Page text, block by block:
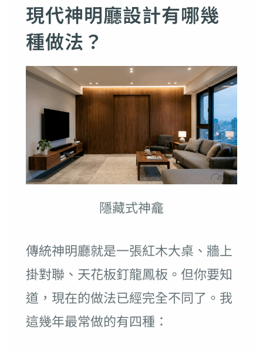
現代神明廳設計有哪幾
種做法？
隱藏式神龕
傳統神明廳就是一張紅木大桌、牆上
掛對聯、天花板釘龍鳳板。但你要知
道，現在的做法已經完全不同了。我
這幾年最常做的有四種：